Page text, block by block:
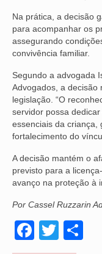
VÍDEOS
CONVÊNIOS
JURÍDICO
NÚCLEOS
AGENTES
LGBTQIA+
Na prática, a decisão
para acompanhar os
assegurando
convivência familiar.
Segundo a advogada
Advogados, a decisão
legislação. “O
servidor possa
essenciais da criança,
fortalecimento do
A decisão mantém o
previsto para a
avanço na proteção à
Por Cassel Ruzzarin